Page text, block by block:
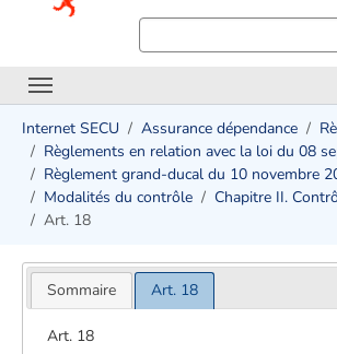
Internet SECU Assurance dépendance
Règlements en relation avec la loi du 08
Règlement grand-ducal du 10 novembre
Modalités du contrôle
Chapitre II.
Art. 18
Sommaire Art. 18
Art. 18